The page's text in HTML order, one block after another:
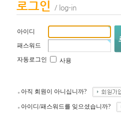
로그인 / log-in
아이디
패스워드
자동로그인
사용
아직 회원이 아니십니까?
아이디/패스워드를 잊으셨습니까?